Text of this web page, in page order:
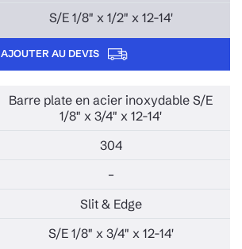
S/E 1/8" x 1/2" x 12-14'
AJOUTER AU DEVIS
Barre plate en acier inoxydable S/E
1/8" x 3/4" x 12-14'
304
–
Slit & Edge
S/E 1/8" x 3/4" x 12-14'